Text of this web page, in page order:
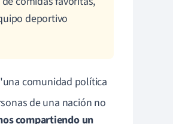
deportivo
comunidad política
de una nación no
compartiendo un